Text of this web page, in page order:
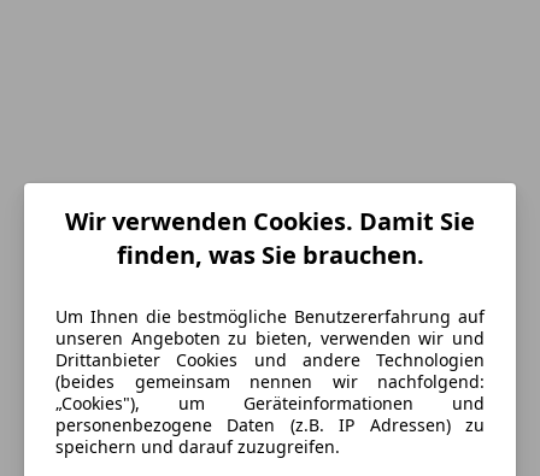
Energieverbrauch
Schadstoffklasse
Euro 6
Wir verwenden Cookies. Damit Sie
finden, was Sie brauchen.
Um Ihnen die bestmögliche Benutzererfahrung auf
unseren Angeboten zu bieten, verwenden wir und
Drittanbieter Cookies und andere Technologien
(beides gemeinsam nennen wir nachfolgend:
„Cookies"), um Geräteinformationen und
personenbezogene Daten (z.B. IP Adressen) zu
speichern und darauf zuzugreifen.